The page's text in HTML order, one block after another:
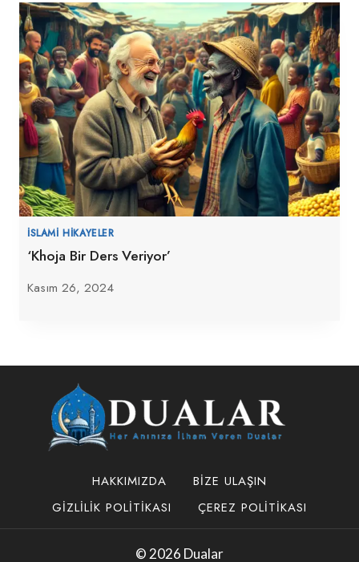
İSLAMI HIKAYELER
‘Khoja Bir Ders Veriyor’
Kasım 26, 2024
HAKKIMIZDA
BIZE ULAŞIN
GIZLILIK POLITIKASI
ÇEREZ POLITIKASI
© 2026 Dualar